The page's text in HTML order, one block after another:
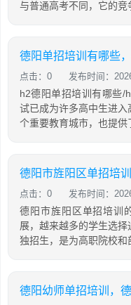
与普通高考不同，它的竞
德阳单招培训有哪些
点击：0 发布时间：
h2德阳单招培训有哪些/
试已成为许多高中生进
个重要教育城市，也提供
德阳市旌阳区单招培
点击：0 发布时间：
德阳市旌阳区单招培训
展，越来越多的学生选
独招生，是为高职院校和
德阳幼师单招培训，